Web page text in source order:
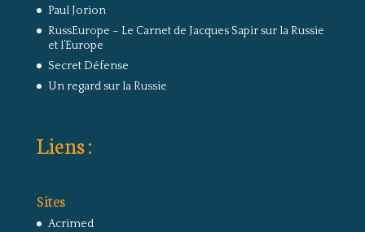
Paul Jorion
RussEurope – Le Carnet de Jacques Sapir sur la Russie
et l’Europe
Secret Défense
Un regard sur la Russie
Liens :
Sites
Acrimed